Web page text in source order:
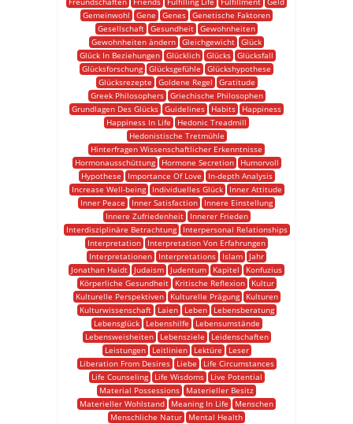
Gemeinwohl
Gene Genes Genetische Faktoren
Gesellschaft Gesundheit Gewohnheiten
Gewohnheiten ändern Gleichgewicht Glück
Glück In Beziehungen Glücklich Glücks Glücksfall
Glücksforschung Glücksgefühle
Glückshypothese
Glücksrezepte
Goldene Regel
Gratitude
Greek Philosophers
Griechische Philosophen
Grundlagen Des Glücks Guidelines Habits
Happiness
Happiness In Life
Hedonic Treadmill
Hedonistische Tretmühle
Hinterfragen Wissenschaftlicher Erkenntnisse
Hormonausschüttung
Hormone Secretion
Humorvoll
Hypothese
Importance Of Love
In-depth Analysis
Increase Well-being
Individuelles Glück
Inner Attitude
Inner Peace
Inner Satisfaction
Innere Einstellung
Innere Zufriedenheit
Innerer Frieden
Interdisziplinäre Betrachtung
Interpersonal Relationships
Interpretation
Interpretation Von Erfahrungen
Interpretationen
Interpretations Islam
Jahr
Jonathan Haidt
Judaism Judentum Kapitel
Konfuzius
Körperliche Gesundheit
Kritische Reflexion
Kultur
Kulturelle Perspektiven
Kulturelle Prägung
Kulturen
Kulturwissenschaft
Laien Leben
Lebensberatung
Lebensglück
Lebenshilfe
Lebensumstände
Lebensweisheiten
Lebensziele
Leidenschaften
Leistungen
Leitlinien Lektüre
Leser
Liberation From Desires
Liebe
Life Circumstances
Life Counseling
Life Wisdoms
Live Potential
Material Possessions
Materieller Besitz
Materieller Wohlstand
Meaning In Life
Menschen
Menschliche Natur
Mental Health